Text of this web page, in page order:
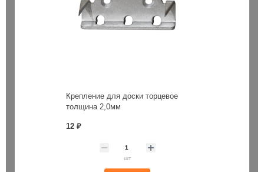
Крепление для доски торцевое
толщина 2,0мм
12 ₽
шт